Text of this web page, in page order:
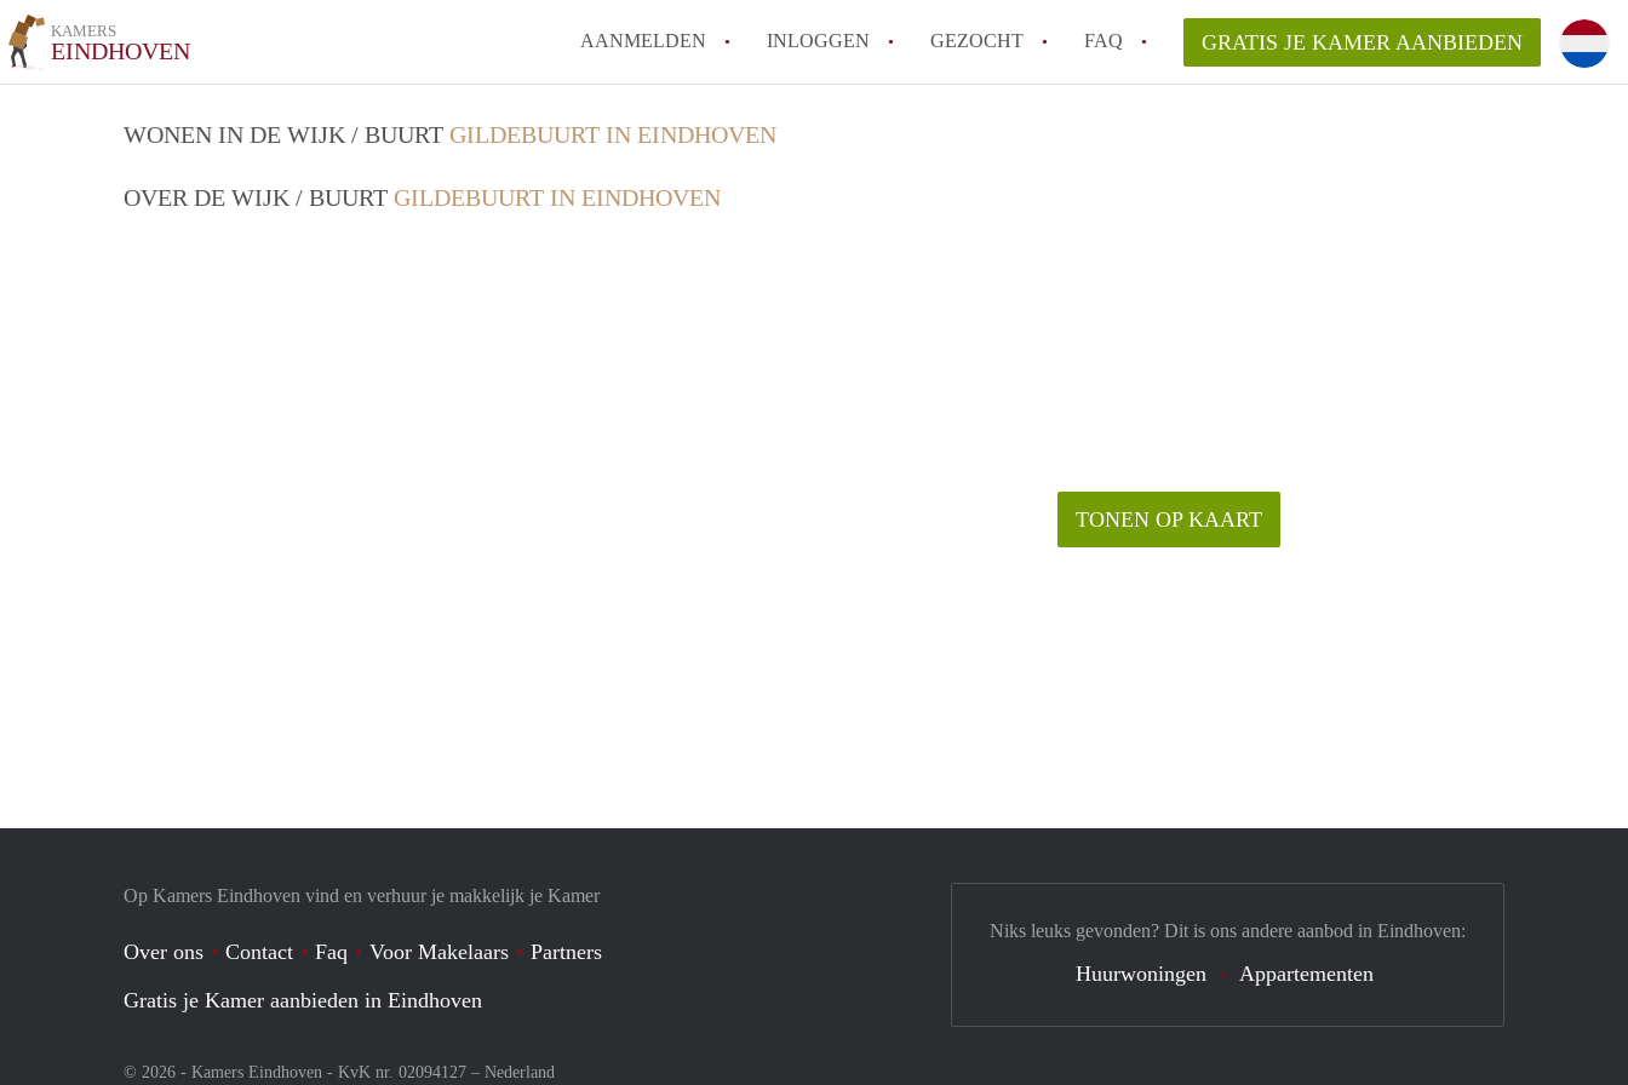
KAMERS
EINDHOVEN AANMELDEN INLOGGEN GEZOCHT FAQ GRATIS JE KAMER AANBIEDEN
WONEN IN DE WIJK / BUURT GILDEBUURT IN EINDHOVEN
OVER DE WIJK / BUURT GILDEBUURT IN EINDHOVEN
TONEN OP KAART
Op Kamers Eindhoven vind en verhuur je makkelijk je Kamer
Over ons Contact Faq Voor Makelaars
Partners
Gratis je Kamer aanbieden in Eindhoven
© 2026 - Kamers Eindhoven - KvK nr. 02094127 – Nederland
Niks leuks gevonden? Dit is ons andere aanbod in Eindhoven:
Huurwoningen Appartementen